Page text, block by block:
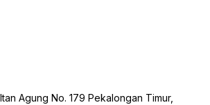
Agung No. 179 Pekalongan Timur,